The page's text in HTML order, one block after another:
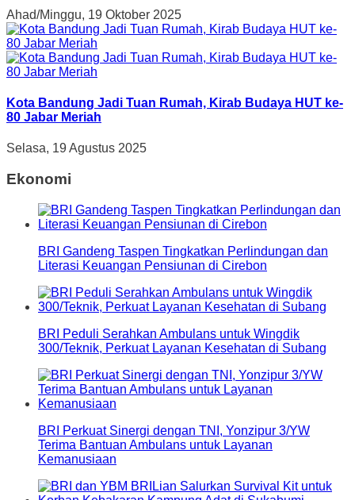
Ahad/Minggu, 19 Oktober 2025
Kota Bandung Jadi Tuan Rumah, Kirab Budaya HUT ke-
80 Jabar Meriah
Selasa, 19 Agustus 2025
Ekonomi
BRI Gandeng Taspen Tingkatkan Perlindungan dan
Literasi Keuangan Pensiunan di Cirebon
BRI Peduli Serahkan Ambulans untuk Wingdik
300/Teknik, Perkuat Layanan Kesehatan di Subang
BRI Perkuat Sinergi dengan TNI, Yonzipur 3/YW
Terima Bantuan Ambulans untuk Layanan
Kemanusiaan